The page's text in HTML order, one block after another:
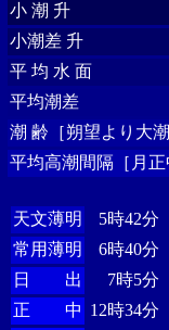
小 潮 升
小潮差 升
平 均 水 面
平均潮差
潮 齢［朔望より大潮
平均高潮間隔［月正
天文薄明
5時42分
常用薄明
6時40分
日 出
7時5分
正 中 12時34分